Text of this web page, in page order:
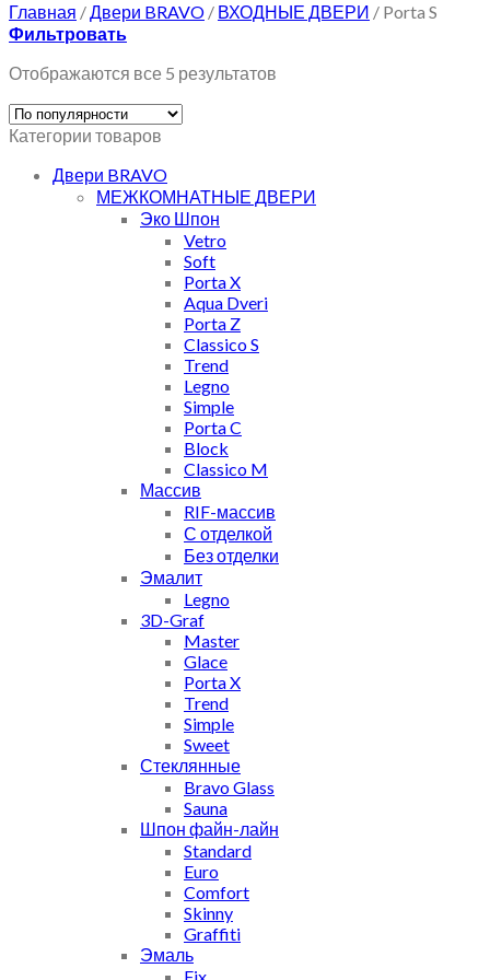
Главная /Двери BRAVO / ВХОДНЫЕ ДВЕРИ / Porta S
Фильтровать
Отображаются все 5 результатов
Категории товаров
Двери BRAVO
МЕЖКОМНАТНЫЕ ДВЕРИ
Эко Шпон
Vetro
Soft
Porta X
Aqua Dveri
Porta Z
Classico S
Trend
Legno
Simple
Porta C
Block
Classico M
Массив
RIF-массив
С отделкой
Без отделки
Эмалит
Legno
3D-Graf
Master
Glace
Porta X
Trend
Simple
Sweet
Стеклянные
Bravo Glass
Sauna
Шпон файн-лайн
Standard
Euro
Comfort
Skinny
Graffiti
Эмаль